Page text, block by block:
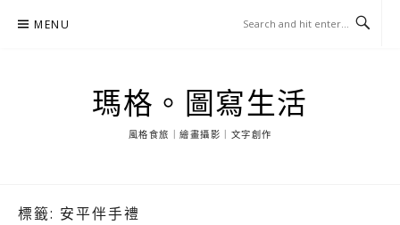
MENU
瑪格。圖寫生活
風格食旅｜繪畫攝影｜文字創作
標籤: 安平伴手禮